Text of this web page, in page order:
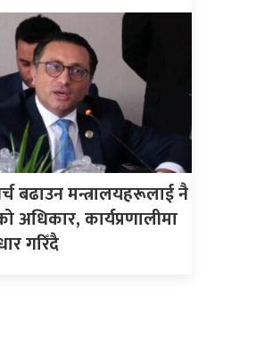
बढाउन मन्त्रालयहरूलाई नै
अधिकार, कार्यप्रणालीमा
गरिँदै